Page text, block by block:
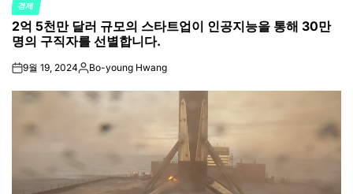
POSTED
IN
경제
2억 5천만 달러 규모의 스타트업이 인공지능을 통해 30만
명의 구직자를 선별합니다.
on9월 19, 2024Posted
Bo-young Hwang